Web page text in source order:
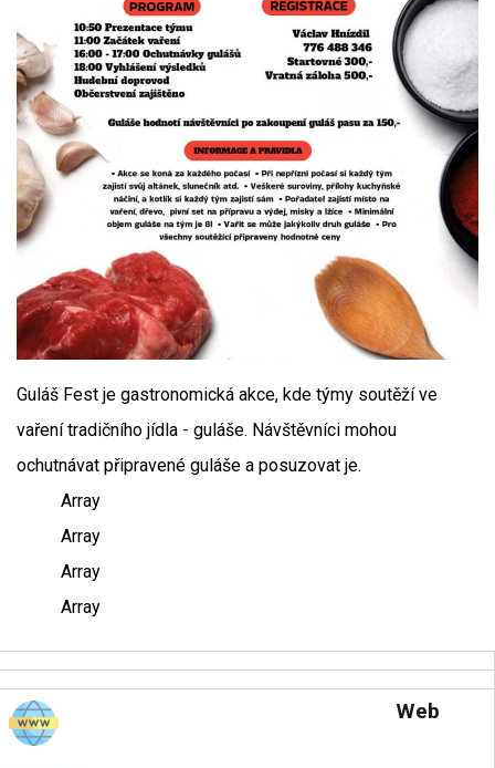
Guláš Fest je gastronomická akce, kde týmy soutěží ve
vaření tradičního jídla - guláše. Návštěvníci mohou
ochutnávat připravené guláše a posuzovat je.
Array
Array
Array
Array
Web